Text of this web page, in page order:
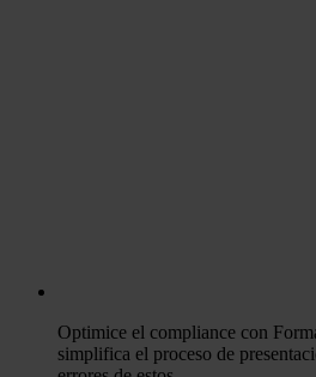
Optimice el compliance con
simplifica el proceso de